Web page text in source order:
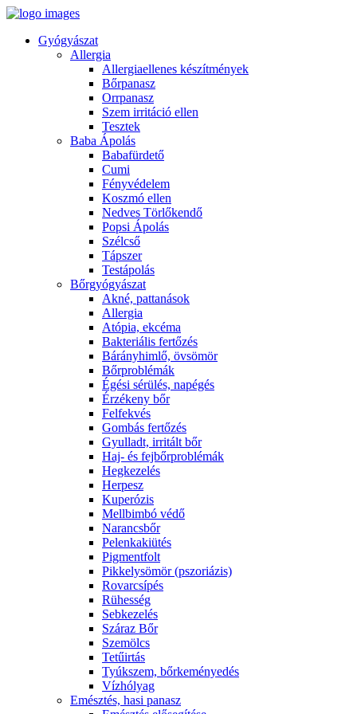
Gyógyászat
Allergia
Allergiaellenes készítmények
Bőrpanasz
Orrpanasz
Szem irritáció ellen
Tesztek
Baba Ápolás
Babafürdető
Cumi
Fényvédelem
Koszmó ellen
Nedves Törlőkendő
Popsi Ápolás
Szélcső
Tápszer
Testápolás
Bőrgyógyászat
Akné, pattanások
Allergia
Atópia, ekcéma
Bakteriális fertőzés
Bárányhimlő, övsömör
Bőrproblémák
Égési sérülés, napégés
Érzékeny bőr
Felfekvés
Gombás fertőzés
Gyulladt, irritált bőr
Haj- és fejbőrproblémák
Hegkezelés
Herpesz
Kuperózis
Mellbimbó védő
Narancsbőr
Pelenkakiütés
Pigmentfolt
Pikkelysömör (pszoriázis)
Rovarcsípés
Rühesség
Sebkezelés
Száraz Bőr
Szemölcs
Tetűirtás
Tyúkszem, bőrkeményedés
Vízhólyag
Emésztés, hasi panasz